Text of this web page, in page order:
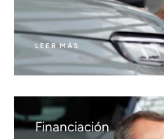
LEER MÁS
Financiación